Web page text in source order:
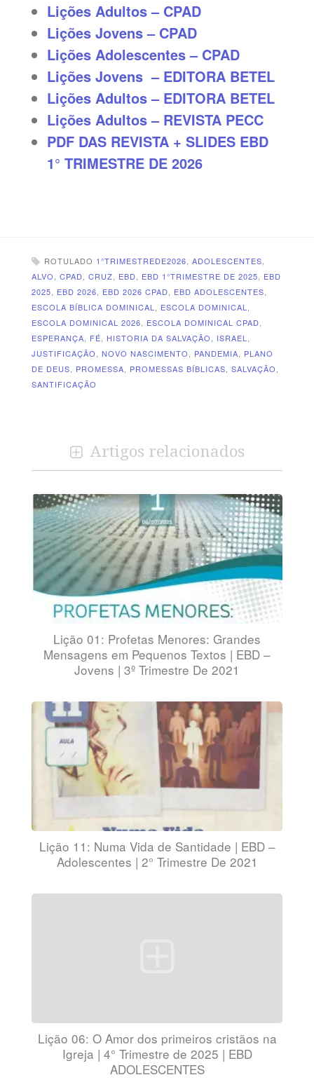
Lições Adultos – CPAD
Lições Jovens – CPAD
Lições Adolescentes – CPAD
Lições Jovens – EDITORA BETEL
Lições Adultos – EDITORA BETEL
Lições Adultos – REVISTA PECC
PDF DAS REVISTA + SLIDES EBD
1° TRIMESTRE DE 2026
ROTULADO 1°TRIMESTREDE2026, ADOLESCENTES,
ALVO, CPAD, CRUZ, EBD, EBD 1°TRIMESTRE DE 2025, EBD
2025, EBD 2026, EBD 2026 CPAD, EBD ADOLESCENTES,
ESCOLA BÍBLICA DOMINICAL, ESCOLA DOMINICAL,
ESCOLA DOMINICAL 2026, ESCOLA DOMINICAL CPAD,
ESPERANÇA, FÉ, HISTORIA DA SALVAÇÃO, ISRAEL,
JUSTIFICAÇÃO, NOVO NASCIMENTO, PANDEMIA, PLANO
DE DEUS, PROMESSA, PROMESSAS BÍBLICAS, SALVAÇÃO,
SANTIFICAÇÃO
Artigos relacionados
Lição 01: Profetas Menores: Grandes
Mensagens em Pequenos Textos | EBD –
Jovens | 3º Trimestre De 2021
Lição 11: Numa Vida de Santidade | EBD –
Adolescentes | 2° Trimestre De 2021
Lição 06: O Amor dos primeiros cristãos na
Igreja | 4° Trimestre de 2025 | EBD
ADOLESCENTES